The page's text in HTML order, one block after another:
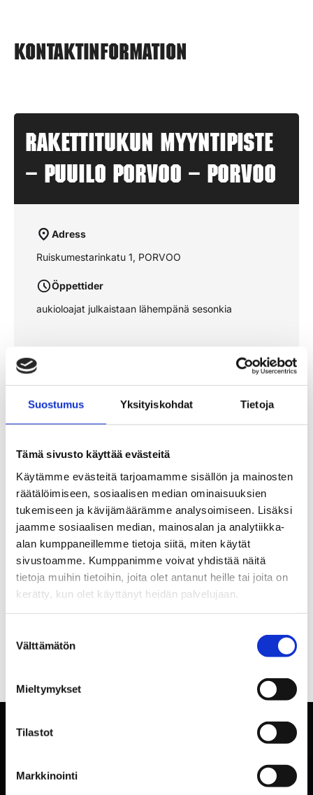
Suostumus Yksityiskohdat Tietoja
Tämä sivusto käyttää evästeitä
Käytämme evästeitä tarjoamamme sisällön ja mainosten
räätälöimiseen, sosiaalisen median ominaisuuksien
tukemiseen ja kävijämäärämme analysoimiseen. Lisäksi
jaamme sosiaalisen median, mainosalan ja analytiikka-
alan kumppaneillemme tietoja siitä, miten käytät
sivustoamme. Kumppanimme voivat yhdistää näitä
tietoja muihin tietoihin, joita olet antanut heille tai joita on
kerätty, kun olet käyttänyt heidän palvelujaan.
valinta
Välttämätön
Mieltymykset
Tilastot
Markkinointi
Kontaktinformation
Rakettitukun myyntipiste
– PUUILO PORVOO – PORVOO
Adress
Ruiskumestarinkatu 1, PORVOO
Öppettider
aukioloajat julkaistaan lähempänä sesonkia